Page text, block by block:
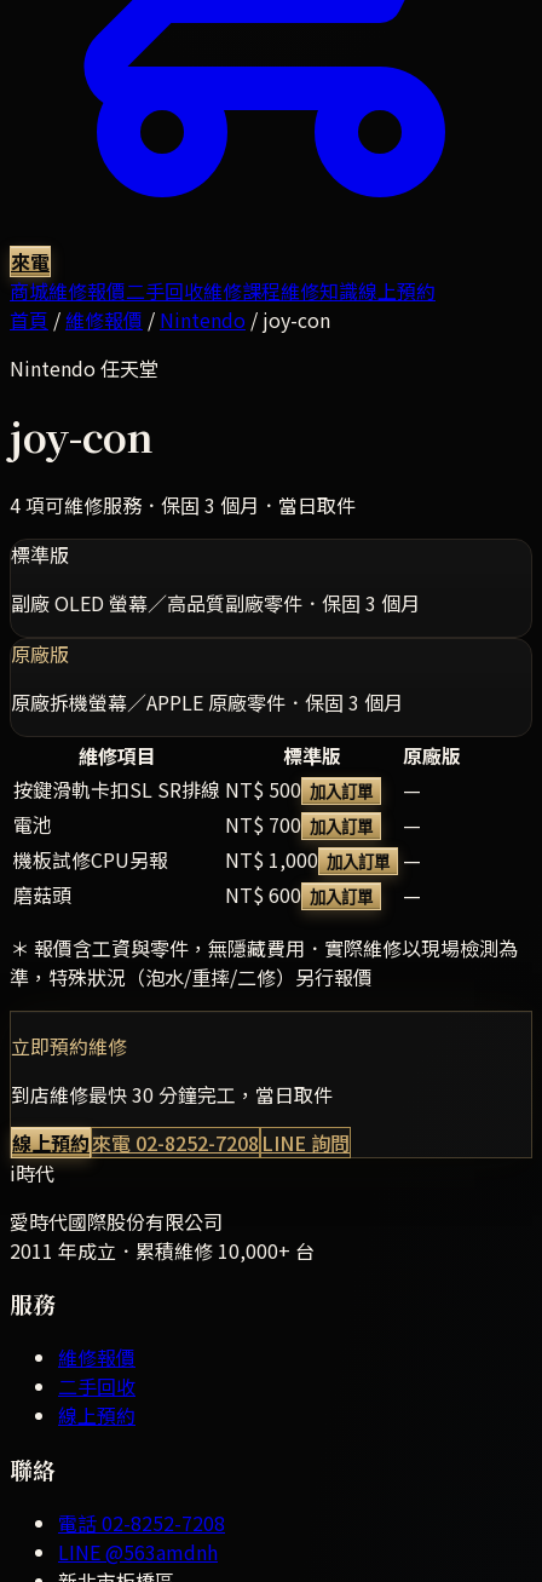
來電
商城維修報價二手回收維修課程維修知識線上預約
首頁 /維修報價 / Nintendo / joy-con
Nintendo任天堂
joy-con
4項可維修服務．保固 3 個月．當日取件
標準版
副廠 OLED 螢幕／高品質副廠零件．保固 3 個月
原廠版
原廠拆機螢幕／APPLE 原廠零件．保固 3 個月
維修項目
標準版
原廠版
按鍵滑軌卡扣SL SR排線 NT$ 500 加入訂單
—
電池
NT$ 700 加入訂單
—
機板試修CPU另報
NT$ 1,000 加入訂單
—
磨菇頭
NT$ 600 加入訂單
—
＊ 報價含工資與零件，無隱藏費用．實際維修以現場檢測為
準，特殊狀況（泡水/重摔/二修）另行報價
立即預約維修
到店維修最快 30 分鐘完工，當日取件
線上預約來電 02-8252-7208 LINE 詢問
i時代
愛時代國際股份有限公司
2011 年成立．累積維修 10,000+ 台
服務
維修報價
二手回收
線上預約
聯絡
電話02-8252-7208
LINE@563amdnh